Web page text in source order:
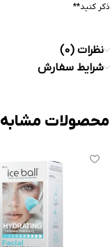
ذکر کنید**
نظرات (0)
شرایط سفارش
محصولات مشابه